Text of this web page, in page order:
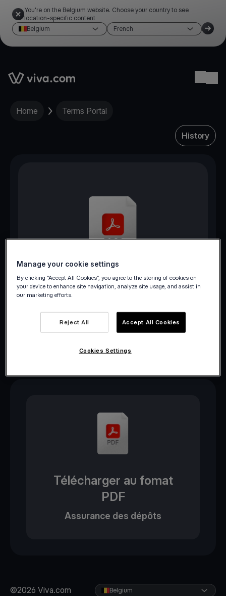
You're on the Belgium website. Choose your country to see
location-specific content
Belgium
French
Link to the homepage
Home Terms Portal
History
Télécharger au format
PDF
Télécharger au fomat
PDF
Assurance des dépôts
©2026 Viva.com
Belgium
Manage your cookie settings
By clicking “Accept All Cookies”, you agree to the storing of cookies on
your device to enhance site navigation, analyze site usage, and assist in
our marketing efforts.
Reject All Accept All Cookies
Cookies Settings